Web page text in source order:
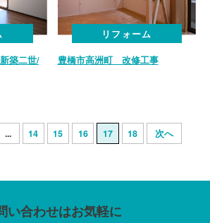
不動産情報
REAL
採用情報
COMPANY
築二世/
リフォーム
豊橋市高洲町 改修工事
... 14 15 16 17 18 次へ
い合わせはお気軽に